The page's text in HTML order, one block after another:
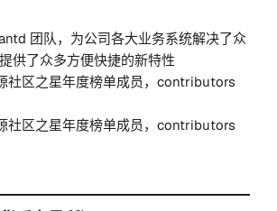
团队，为公司各大业务系统解决了众
供了众多方便快捷的新特性
社区之星年度榜单成员，contributors
社区之星年度榜单成员，contributors